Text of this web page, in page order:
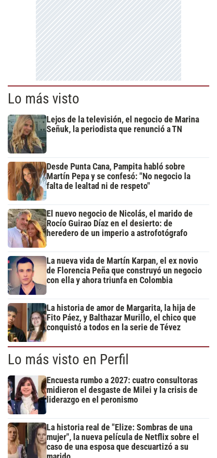
Lo más visto
Lejos de la televisión, el negocio de Marina
Señuk, la periodista que renunció a TN
Desde Punta Cana, Pampita habló sobre
Martín Pepa y se confesó: "No negocio la
falta de lealtad ni de respeto"
El nuevo negocio de Nicolás, el marido de
Rocío Guirao Díaz en el desierto: de
heredero de un imperio a astrofotógrafo
La nueva vida de Martín Karpan, el ex novio
de Florencia Peña que construyó un negocio
con ella y ahora triunfa en Colombia
La historia de amor de Margarita, la hija de
Fito Páez, y Balthazar Murillo, el chico que
conquistó a todos en la serie de Tévez
Lo más visto en Perfil
Encuesta rumbo a 2027: cuatro consultoras
midieron el desgaste de Milei y la crisis de
liderazgo en el peronismo
La historia real de "Elize: Sombras de una
mujer", la nueva película de Netflix sobre el
caso de una esposa que descuartizó a su